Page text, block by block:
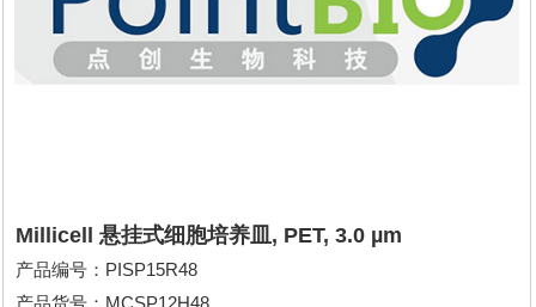
Millicell 悬挂式细胞培养皿, PET, 3.0 µm
产品编号：PISP15R48
产品货号：MCSP12H48